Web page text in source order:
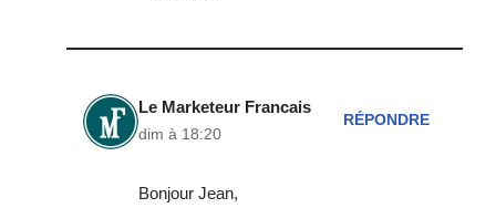
Le Marketeur Francais
dim à 18:20
RÉPONDRE
Bonjour Jean,